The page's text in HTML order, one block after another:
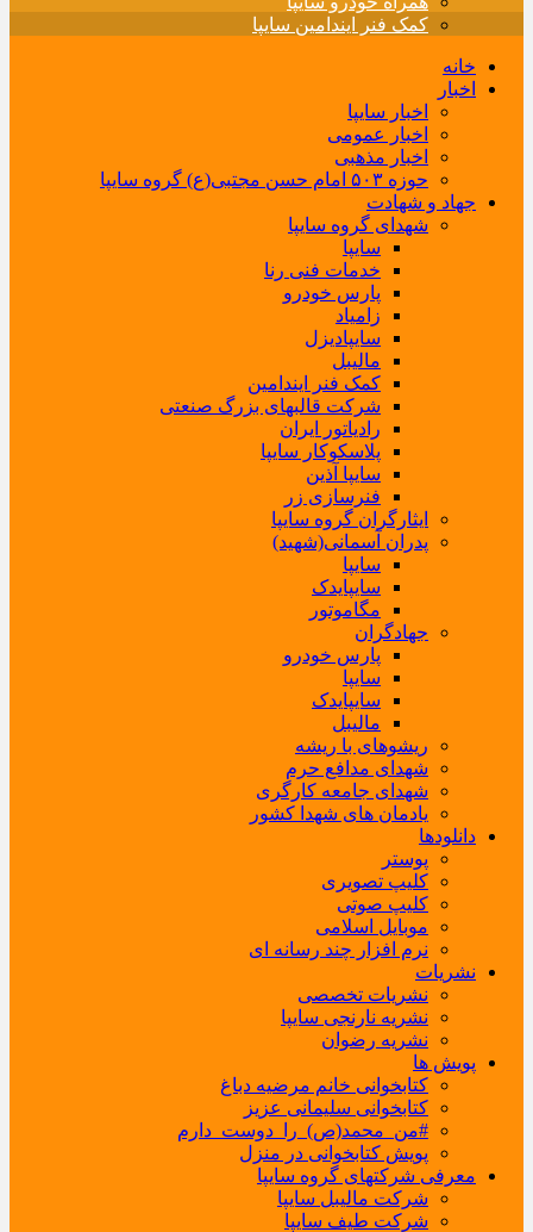
کمک فنر ایندامین سایپا
خانه
اخبار
اخبار سایپا
اخبار عمومی
اخبار مذهبی
حوزه ۵۰۳ امام حسن مجتبی(ع) گروه سایپا
جهاد و شهادت
شهدای گروه سایپا
سایپا
خدمات فنی رنا
پارس خودرو
زامیاد
سایپادیزل
مالیبل
کمک فنر ایندامین
شرکت قالبهای بزرگ صنعتی
رادیاتور ایران
پلاسکوکار سایپا
سایپا آذین
فنرسازی زر
ایثارگران گروه سایپا
پدران آسمانی(شهید)
سایپا
سایپایدک
مگاموتور
جهادگران
پارس خودرو
سایپا
سایپایدک
مالیبل
ریشوهای با ریشه
شهدای مدافع حرم
شهدای جامعه کارگری
یادمان های شهدا کشور
دانلودها
پوستر
کلیپ تصویری
کلیپ صوتی
موبایل اسلامی
نرم افزار چند رسانه ای
نشریات
نشریات تخصصی
نشریه نارنجی سایپا
نشریه رضوان
پویش ها
کتابخوانی خانم مرضیه دباغ
کتابخوانی سلیمانی عزیز
#من_محمد(ص)_را_دوست_دارم
پویش کتابخوانی در منزل
معرفی شرکتهای گروه سایپا
شرکت مالیبل سایپا
شرکت طیف سایپا